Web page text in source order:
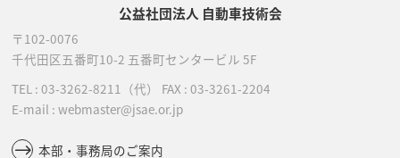
公益社団法人 自動車技術会
〒102-0076
千代田区五番町10-2 五番町センタービル 5F
TEL : 03-3262-8211 （代） FAX : 03-3261-2204
E-mail : webmaster@jsae.or.jp
本部・事務局のご案内